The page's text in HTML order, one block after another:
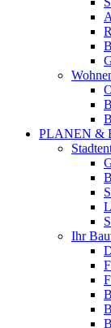
PLANEN &
Ihr